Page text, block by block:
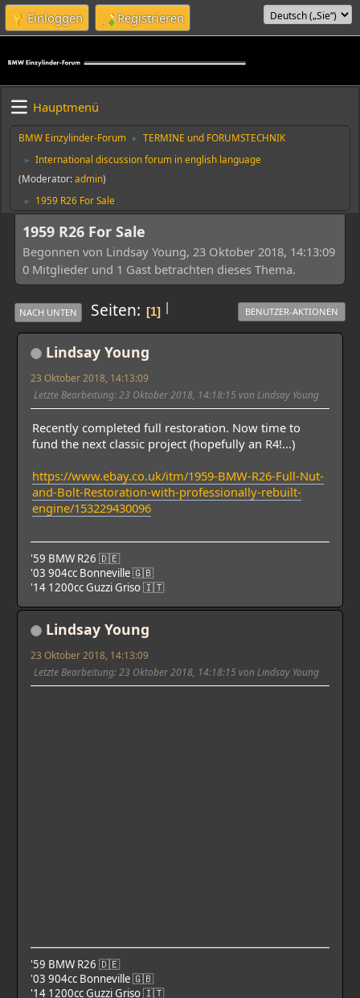
Einloggen Registrieren
Hauptmenü
BMW Einzylinder-Forum ► TERMINE und FORUMSTECHNIK
►
International discussion forum in english language
(Moderator:admin)
► 1959 R26 For Sale
1959 R26 For Sale
Begonnen von Lindsay Young, 23 Oktober 2018, 14:13:09
0 Mitglieder und 1 Gast betrachten dieses Thema.
|
NACH UNTEN Seiten 1 BENUTZER-AKTIONEN
Lindsay Young
23 Oktober 2018, 14:13:09
Letzte Bearbeitung: 23 Oktober 2018, 14:18:15 von Lindsay Young
Recently completed full restoration. Now time to
fund the next classic project (hopefully an R4!...)
https://www.ebay.co.uk/itm/1959-BMW-R26-Full-Nut-
and-Bolt-Restoration-with-professionally-rebuilt-
engine/153229430096
'59 BMW R26 🇩🇪
'03 904cc Bonneville 🇬🇧
'14 1200cc Guzzi Griso 🇮🇹
Lindsay Young
23 Oktober 2018, 14:13:09
Letzte Bearbeitung: 23 Oktober 2018, 14:18:15 von Lindsay Young
'59 BMW R26 🇩🇪
'03 904cc Bonneville 🇬🇧
'14 1200cc Guzzi Griso 🇮🇹